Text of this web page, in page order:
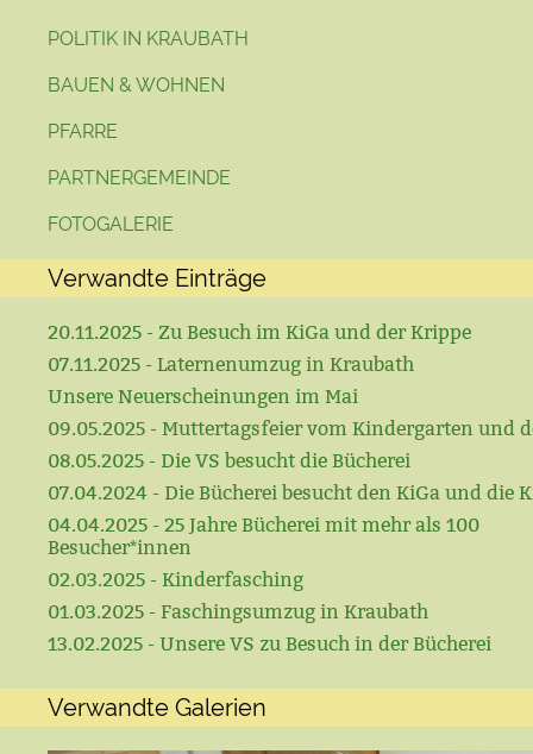
POLITIK IN KRAUBATH
BAUEN & WOHNEN
PFARRE
PARTNERGEMEINDE
FOTOGALERIE
Verwandte Einträge
20.11.2025 - Zu Besuch im KiGa und der Krippe
07.11.2025 - Laternenumzug in Kraubath
Unsere Neuerscheinungen im Mai
09.05.2025 - Muttertagsfeier vom Kindergarten und
08.05.2025 - Die VS besucht die Bücherei
07.04.2024 - Die Bücherei besucht den KiGa und die
04.04.2025 - 25 Jahre Bücherei mit mehr als 100
Besucher*innen
02.03.2025 - Kinderfasching
01.03.2025 - Faschingsumzug in Kraubath
13.02.2025 - Unsere VS zu Besuch in der Bücherei
Verwandte Galerien